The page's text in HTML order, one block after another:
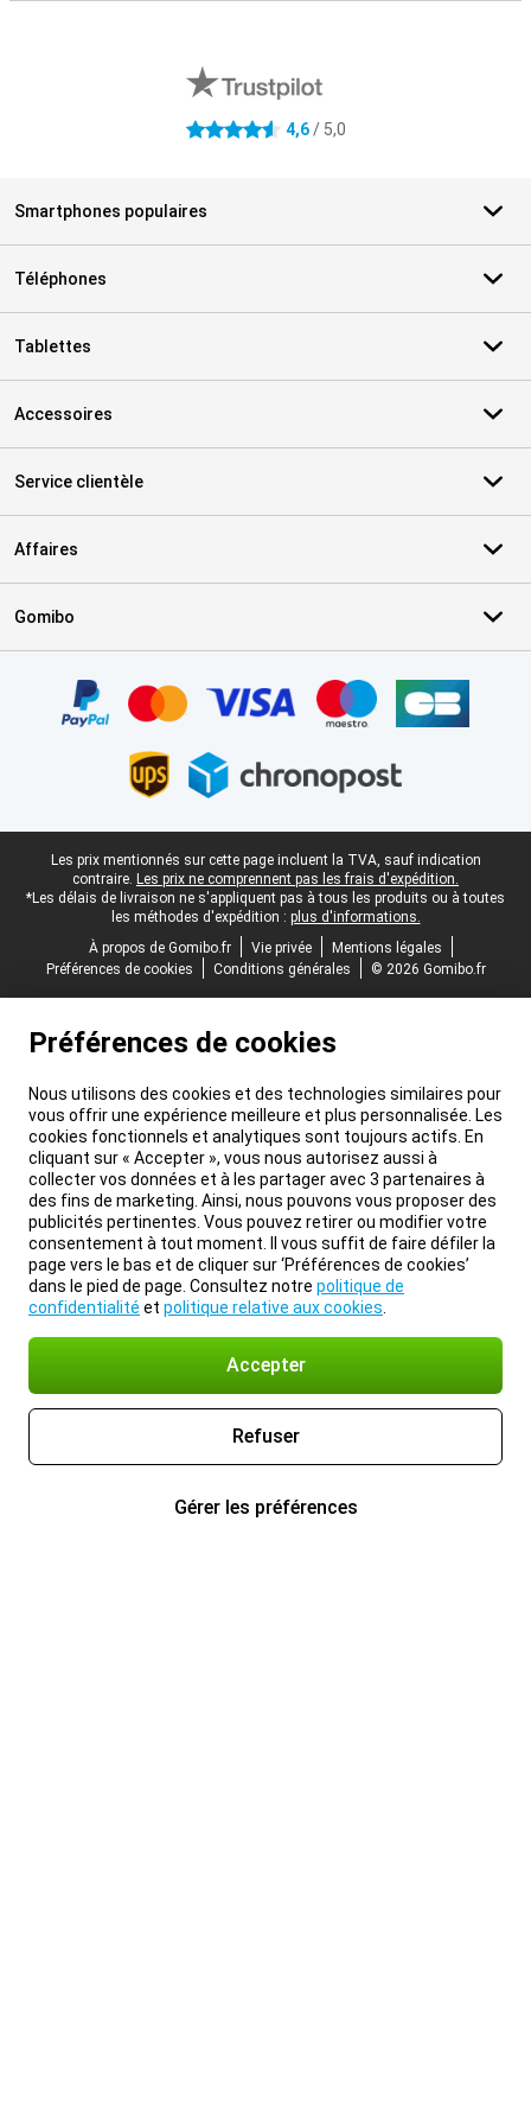
4.6 étoiles 4,6/ 5,0
Smartphones populaires
Téléphones
Tablettes
Accessoires
Service clientèle
Affaires
Gomibo
Pied-de-page légal
Les prix mentionnés sur cette page incluent la TVA, sauf indication
contraire. Les prix ne comprennent pas les frais d'expédition.
*Les délais de livraison ne s'appliquent pas à tous les produits ou à toutes
les méthodes d'expédition : plus d'informations.
À propos de Gomibo.fr
Vie privée
Mentions légales
Préférences de cookies
Conditions générales © 2026 Gomibo.fr
Préférences de cookies
Nous utilisons des cookies et des technologies similaires pour
vous offrir une expérience meilleure et plus personnalisée. Les
cookies fonctionnels et analytiques sont toujours actifs. En
cliquant sur « Accepter », vous nous autorisez aussi à
collecter vos données et à les partager avec 3 partenaires à
des fins de marketing. Ainsi, nous pouvons vous proposer des
publicités pertinentes. Vous pouvez retirer ou modifier votre
consentement à tout moment. Il vous suffit de faire défiler la
page vers le bas et de cliquer sur ‘Préférences de cookies’
dans le pied de page. Consultez notre politique de
confidentialité et politique relative aux cookies
Accepter
Refuser
Gérer les préférences